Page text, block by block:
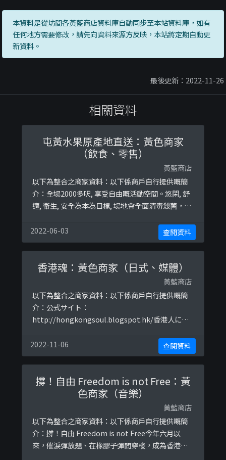
本資料是從坊間各黃藍商店資料庫自動同步至本站資料庫，如有
任何地方需要修改，請先向資料來源方反映，本站將定期自動更
新資料。
最後更新：2022-11-26
相關資料
屯黃水果原產地直送：黃色商家
（飲食、零售）
黃藍商店
以下為整合之商家資料：以下係商戶自行提供嘅簡
介：全場2000多呎, 享受自由嘅活動空間。悠閑, 舒
適, 衛生, 安全為本為目標, 場地會全面清毒殺菌，確
玩得開心 ！ 玩得安心 ！玩得放心！我哋已經為大家
準備咗大量精彩好玩嘅遊戲！🐻🦁🐰🐦🐶🐱以下係
相關證明貼文：
https://www.facebook.com/153268190683139
2022-06-03 查閱資料
香港魂：黃色商家（日式、媒體）
黃藍商店
以下為整合之商家資料：以下係商戶自行提供嘅簡
介：公式サイト：
http://hongkongsoul.blogspot.hk/香港人によ
https://www.facebook.com/hongkongsoul/po
sts/2383813248347499https://www.facebook.
com/hongkongsoul/posts/2386080 ...
2022-11-06 查閱資料
撐！自由 Freedom is not Free：黃
色商家（音樂）
黃藍商店
以下為整合之商家資料：以下係商戶自行提供嘅簡
介：撐！自由 Freedom is not Free今年六月以
來，催淚彈放題、在橡膠子彈間穿梭，成為香港人